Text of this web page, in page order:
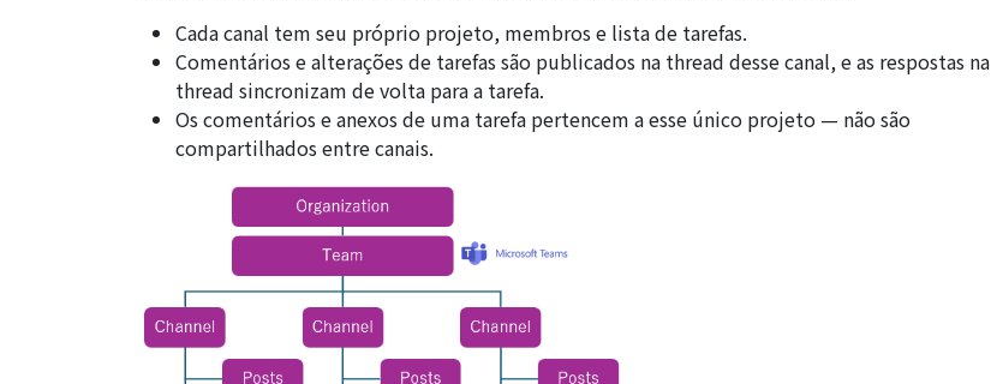
Cada canal tem seu próprio projeto, membros e lista de tarefas.
Comentários e alterações de tarefas são publicados na thread desse canal, e as respostas na
thread sincronizam de volta para a tarefa.
Os comentários e anexos de uma tarefa pertencem a esse único projeto — não são
compartilhados entre canais.